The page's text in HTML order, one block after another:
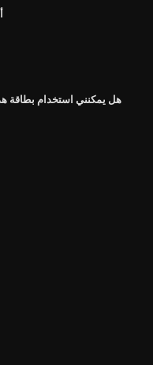
هل يمكنني استخدام بطاقة